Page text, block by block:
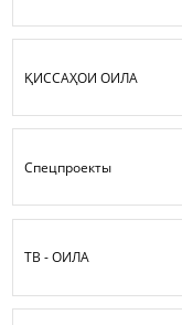
ҚИССАҲОИ ОИЛА
Спецпроекты
ТВ - ОИЛА